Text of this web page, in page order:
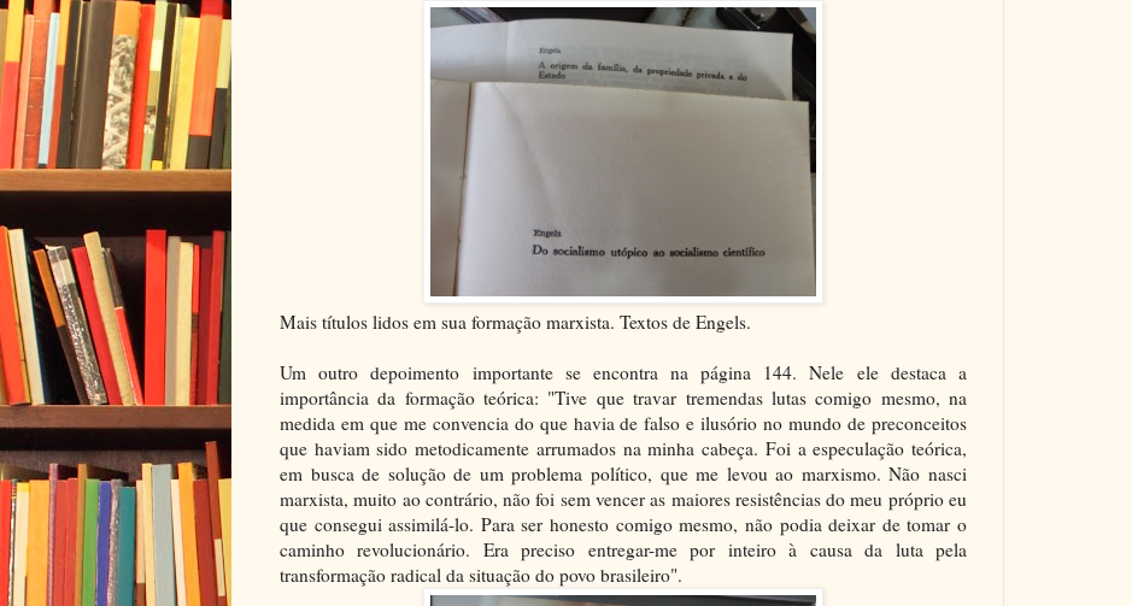
Mais títulos lidos em sua formação marxista. Textos de Engels.
Um outro depoimento importante se encontra na página 144. Nele ele destaca a
importância da formação teórica: "Tive que travar tremendas lutas comigo mesmo, na
medida em que me convencia do que havia de falso e ilusório no mundo de preconceitos
que haviam sido metodicamente arrumados na minha cabeça. Foi a especulação teórica,
em busca de solução de um problema político, que me levou ao marxismo. Não nasci
marxista, muito ao contrário, não foi sem vencer as maiores resistências do meu próprio eu
que consegui assimilá-lo. Para ser honesto comigo mesmo, não podia deixar de tomar o
caminho revolucionário. Era preciso entregar-me por inteiro à causa da luta pela
transformação radical da situação do povo brasileiro".